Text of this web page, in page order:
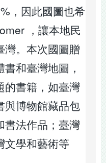
，因此國圖也希
，讓本地民
灣。本次國圖贈
和臺灣地圖，
的書籍，如臺灣
與博物館藏品包
書法作品；臺灣
文學和藝術等